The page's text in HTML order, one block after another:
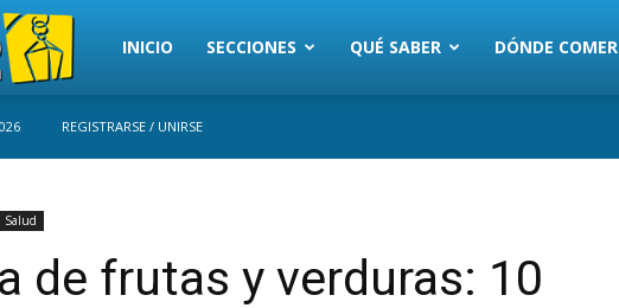
Trujillo
INICIO SECCIONES QUÉ SABER DÓNDE COMER
REGISTRARSE / UNIRSE
Salud
de frutas y verduras: 10